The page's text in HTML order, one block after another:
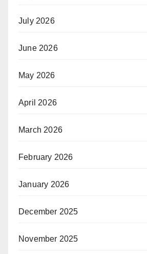
July 2026
June 2026
May 2026
April 2026
March 2026
February 2026
January 2026
December 2025
November 2025